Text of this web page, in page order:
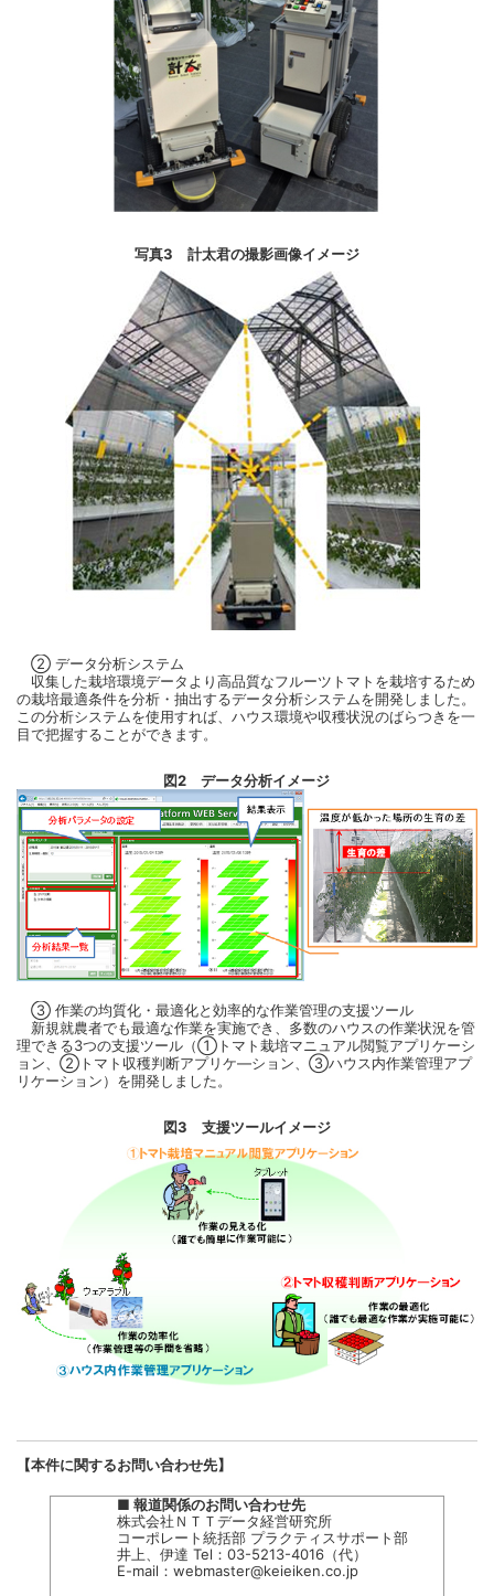
写真3 計太君の撮影画像イメージ
② データ分析システム
収集した栽培環境データより高品質なフルーツトマトを栽培するため
の栽培最適条件を分析・抽出するデータ分析システムを開発しました。
この分析システムを使用すれば、ハウス環境や収穫状況のばらつきを一
目で把握することができます。
図2 データ分析イメージ
③ 作業の均質化・最適化と効率的な作業管理の支援ツール
新規就農者でも最適な作業を実施でき、多数のハウスの作業状況を管
理できる3つの支援ツール（①トマト栽培マニュアル閲覧アプリケーシ
ョン、②トマト収穫判断アプリケ―ション、③ハウス内作業管理アプ
リケーション）を開発しました。
図3 支援ツールイメージ
【本件に関するお問い合わせ先】
■ 報道関係のお問い合わせ先
株式会社ＮＴＴデータ経営研究所
コーポレート統括部 プラクティスサポート部
井上、伊達 Tel：03-5213-4016（代）
E-mail：webmaster@keieiken.co.jp